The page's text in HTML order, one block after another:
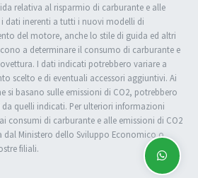
relativa al risparmio di carburante e alle
dati inerenti a tutti i nuovi modelli di
del motore, anche lo stile di guida ed altri
a determinare il consumo di carburante e
I dati indicati potrebbero variare a
scelto e di eventuali accessori aggiuntivi. Ai
si basano sulle emissioni di CO2, potrebbero
da quelli indicati. Per ulteriori informazioni
consumi di carburante e alle emissioni di CO2
dal Ministero dello Sviluppo Economico o
filiali.